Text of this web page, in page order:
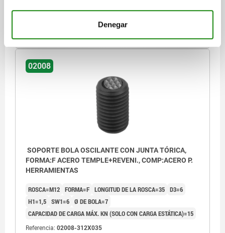
Denegar
02008
SOPORTE BOLA OSCILANTE CON JUNTA TÓRICA,
FORMA:F ACERO TEMPLE+REVENI., COMP:ACERO P.
HERRAMIENTAS
ROSCA=M12 FORMA=F LONGITUD DE LA ROSCA=35 D3=6
H1=1,5 SW1=6 Ø DE BOLA=7
CAPACIDAD DE CARGA MÁX. KN (SOLO CON CARGA ESTÁTICA)=15
Referencia: 02008-312X035